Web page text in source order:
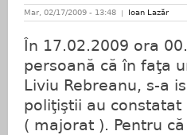
Mar, 02/17/2009 - 13:48 Ioan Lazăr
În 17.02.2009 ora
persoană că în faţa
Liviu Rebreanu, s-a
poliţiştii au
( majorat ). Pentru